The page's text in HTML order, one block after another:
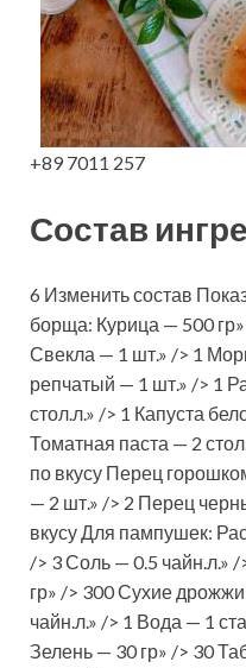
+89 7011 257
Состав
6 Изменить состав
борща: Курица — 500
Свекла — 1 шт.» /> 1
репчатый — 1 шт.» /> 1
стол.л.» /> 1 Капуста
Томатная паста — 2
по вкусу Перец
— 2 шт.» /> 2 Перец
вкусу Для пампушек:
/> 3 Соль — 0.5 чайн.л.»
гр» /> 300 Сухие
чайн.л.» /> 1 Вода — 1
Зелень — 30 гр» /> 30